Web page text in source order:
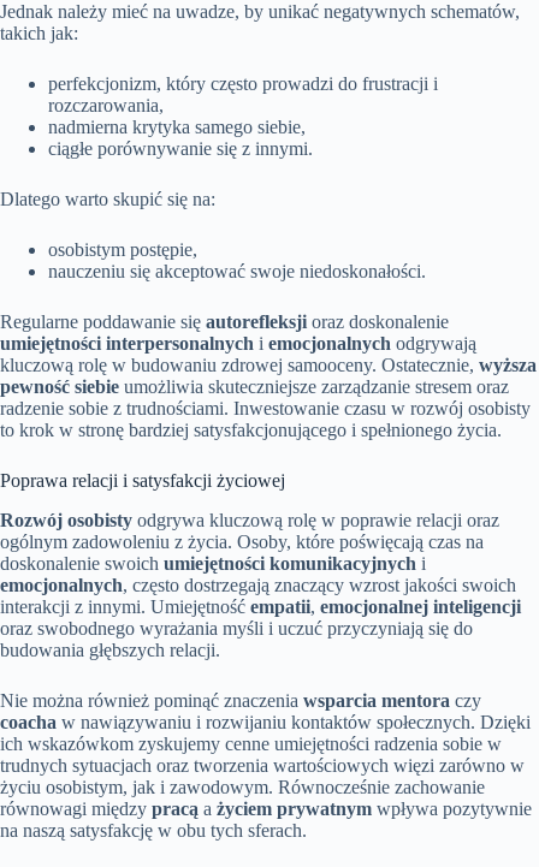
Jednak należy mieć na uwadze, by unikać negatywnych schematów,
takich jak:
perfekcjonizm, który często prowadzi do frustracji i
rozczarowania,
nadmierna krytyka samego siebie,
ciągłe porównywanie się z innymi.
Dlatego warto skupić się na:
osobistym postępie,
nauczeniu się akceptować swoje niedoskonałości.
Regularne poddawanie się autorefleksji oraz doskonalenie
umiejętności interpersonalnych i emocjonalnych odgrywają
kluczową rolę w budowaniu zdrowej samooceny. Ostatecznie, wyższa
pewność siebie umożliwia skuteczniejsze zarządzanie stresem oraz
radzenie sobie z trudnościami. Inwestowanie czasu w rozwój osobisty
to krok w stronę bardziej satysfakcjonującego i spełnionego życia.
Poprawa relacji i satysfakcji życiowej
Rozwój osobisty odgrywa kluczową rolę w poprawie relacji oraz
ogólnym zadowoleniu z życia. Osoby, które poświęcają czas na
doskonalenie swoich umiejętności komunikacyjnych i
emocjonalnych, często dostrzegają znaczący wzrost jakości swoich
interakcji z innymi. Umiejętność empatii, emocjonalnej inteligencji
oraz swobodnego wyrażania myśli i uczuć przyczyniają się do
budowania głębszych relacji.
Nie można również pominąć znaczenia wsparcia mentora czy
coacha w nawiązywaniu i rozwijaniu kontaktów społecznych. Dzięki
ich wskazówkom zyskujemy cenne umiejętności radzenia sobie w
trudnych sytuacjach oraz tworzenia wartościowych więzi zarówno w
życiu osobistym, jak i zawodowym. Równocześnie zachowanie
równowagi między pracą a życiem prywatnym wpływa pozytywnie
na naszą satysfakcję w obu tych sferach.